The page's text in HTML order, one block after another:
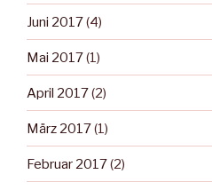
Juni 2017(4)
Mai 2017(1)
April 2017(2)
März 2017(1)
Februar 2017(2)